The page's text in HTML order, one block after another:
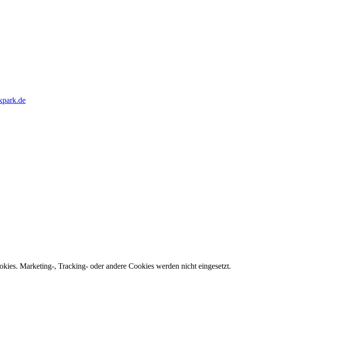
Marketing-, Tracking- oder andere Cookies werden nicht eingesetzt.